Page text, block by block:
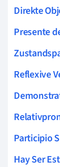
Direkte
Presente
Reflexive
Participio
Hay Ser